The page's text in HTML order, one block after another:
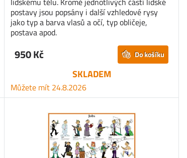
postavy jsou popsány i další vzhledové rysy
jako typ a barva vlasů a očí, typ obličeje,
postava apod.
950 Kč Do košíku
SKLADEM
Můžete mít 24.8.2026